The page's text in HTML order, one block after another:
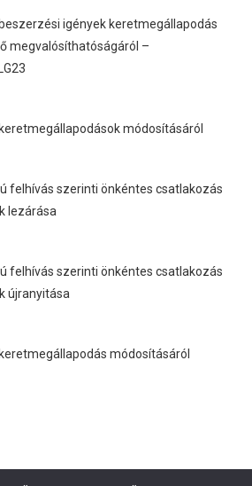
igények keretmegállapodás
megvalósíthatóságáról –
módosításáról
felhívás szerinti önkéntes csatlakozás
lezárása
felhívás szerinti önkéntes csatlakozás
újranyitása
módosításáról